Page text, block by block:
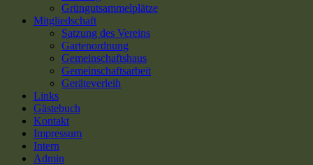
Grüngutsammelplätze
Mitgliedschaft
Satzung des Vereins
Gartenordnung
Gemeinschaftshaus
Gemeinschaftsarbeit
Geräteverleih
Links
Gästebuch
Kontakt
Impressum
Intern
Admin